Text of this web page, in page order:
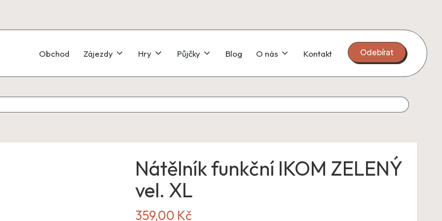
Obchod Zájezdy Hry Půjčky Blog O nás Kontakt Odebírat
Nátělník funkční IKOM ZELENÝ
vel. XL
359,00 Kč